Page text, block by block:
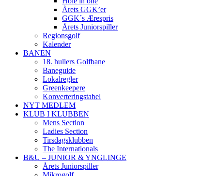
Årets GGK’er
GGK´s Ærespris
Årets Juniorspiller
Regionsgolf
Kalender
BANEN
18. hullers Golfbane
Baneguide
Lokalregler
Greenkeepere
Konverteringstabel
NYT MEDLEM
KLUB I KLUBBEN
Mens Section
Ladies Section
Tirsdagsklubben
The Internationals
B&U – JUNIOR & YNGLINGE
Årets Juniorspiller